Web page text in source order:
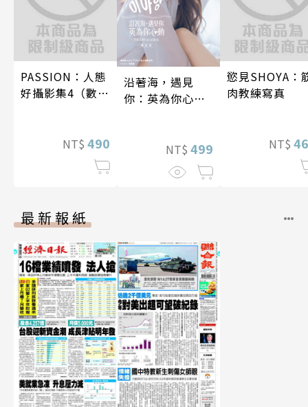
PASSION：人態
好攝影集4（數位
NT$ 490
沿著海，遇見
你：英為你心動
NT$ 499
慾見SHOYA：
肉教練寫真
NT$
最新報紙